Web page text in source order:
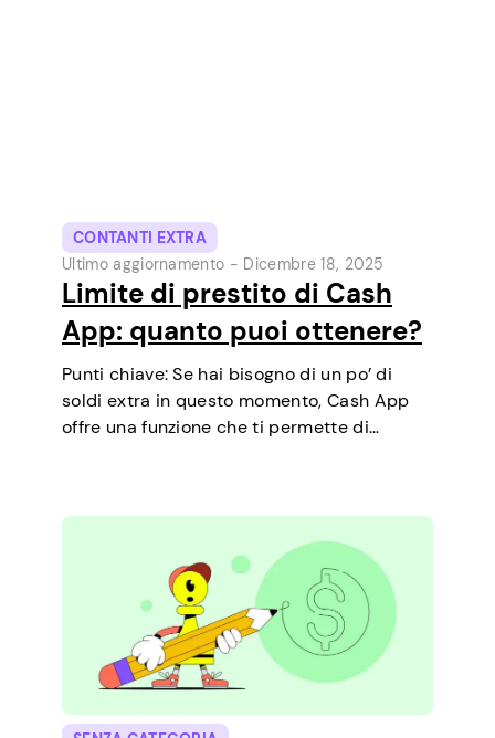
CONTANTI EXTRA
Ultimo aggiornamento - Dicembre 18, 2025
Limite di prestito di Cash
App: quanto puoi ottenere?
Punti chiave: Se hai bisogno di un po’ di
soldi extra in questo momento, Cash App
offre una funzione che ti permette di